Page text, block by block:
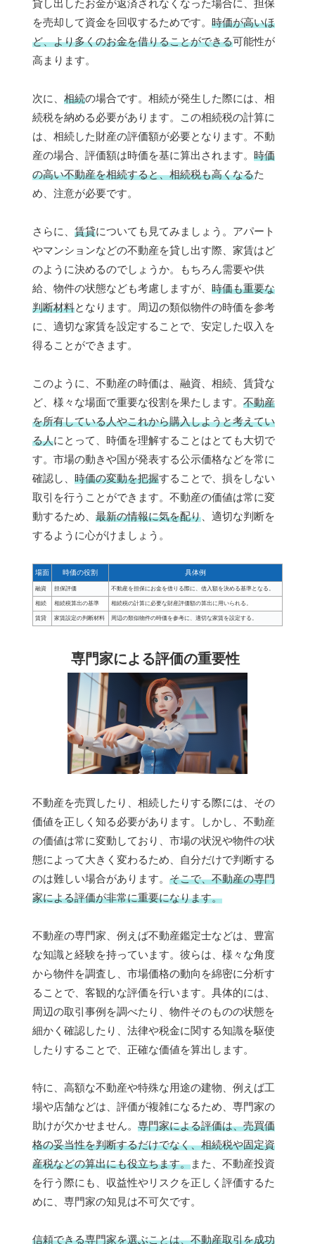
貸し出したお金が返済されなくなった場合に、担保
を売却して資金を回収するためです。 時価が高いほ
ど、より多くのお金を借りることができる可能性が
高まります。
次に、 相続の場合です。相続が発生した際には、相
続税を納める必要があります。この相続税の計算に
は、相続した財産の評価額が必要となります。不動
産の場合、評価額は時価を基に算出されます。 時価
の高い不動産を相続すると、相続税も高くなるた
め、注意が必要です。
さらに、 賃貸についても見てみましょう。アパート
やマンションなどの不動産を貸し出す際、家賃はど
のように決めるのでしょうか。もちろん需要や供
給、物件の状態なども考慮しますが、 時価も重要な
判断材料となります。周辺の類似物件の時価を参考
に、適切な家賃を設定することで、安定した収入を
得ることができます。
このように、不動産の時価は、融資、相続、賃貸な
ど、様々な場面で重要な役割を果たします。 不動産
を所有している人やこれから購入しようと考えてい
る人にとって、時価を理解することはとても大切で
す。市場の動きや国が発表する公示価格などを常に
確認し、 時価の変動を把握することで、損をしない
取引を行うことができます。不動産の価値は常に変
動するため、 最新の情報に気を配り 、適切な判断を
するように心がけましょう。
場面 時価の役割 具体例
融資 担保評価 不動産を担保にお金を借りる際に、借入額を決める基準となる。
相続 相続税算出の基準 相続税の計算に必要な財産評価額の算出に用いられる。
賃貸 家賃設定の判断材料 周辺の類似物件の時価を参考に、適切な家賃を設定する。
専門家による評価の重要性
不動産を売買したり、相続したりする際には、その
価値を正しく知る必要があります。しかし、不動産
の価値は常に変動しており、市場の状況や物件の状
態によって大きく変わるため、自分だけで判断する
のは難しい場合があります。 そこで、不動産の専門
家による評価が非常に重要になります。
不動産の専門家、例えば不動産鑑定士などは、豊富
な知識と経験を持っています。彼らは、様々な角度
から物件を調査し、市場価格の動向を綿密に分析す
ることで、客観的な評価を行います。具体的には、
周辺の取引事例を調べたり、物件そのものの状態を
細かく確認したり、法律や税金に関する知識を駆使
したりすることで、正確な価値を算出します。
特に、高額な不動産や特殊な用途の建物、例えば工
場や店舗などは、評価が複雑になるため、専門家の
助けが欠かせません。 専門家による評価は、売買価
格の妥当性を判断するだけでなく、相続税や固定資
産税などの算出にも役立ちます。また、不動産投資
を行う際にも、収益性やリスクを正しく評価するた
めに、専門家の知見は不可欠です。
信頼できる専門家を選ぶことは、不動産取引を成功